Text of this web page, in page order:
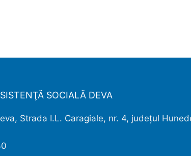
SOCIALĂ DEVA
Strada I.L. Caragiale, nr. 4, judeţul